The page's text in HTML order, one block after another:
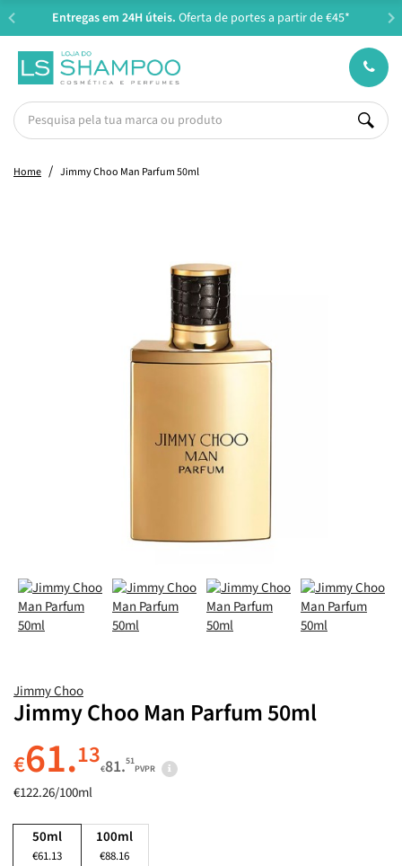
Entregas em 24H úteis. Oferta de portes a partir de €45*
Home Jimmy Choo Man Parfum 50ml
Jimmy Choo
Jimmy Choo Man Parfum 50ml
€61.13€81.51
PVPR
€122.26/100ml
50ml
€61.13
100ml
€88.16